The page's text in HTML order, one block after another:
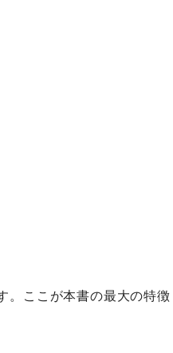
。ここが本書の最大の特徴